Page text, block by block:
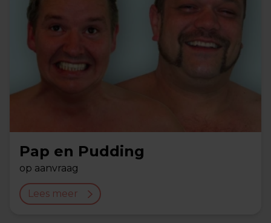
Pap en Pudding
op aanvraag
Lees meer